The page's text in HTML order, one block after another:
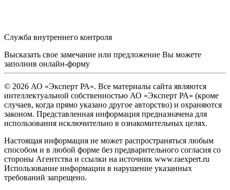
Служба внутреннего контроля
Высказать свое замечание или предложение Вы можете
заполнив онлайн-форму
© 2026 АО «Эксперт РА». Все материалы сайта являются
интеллектуальной собственностью АО «Эксперт РА» (кроме
случаев, когда прямо указано другое авторство) и охраняются
законом. Представленная информация предназначена для
использования исключительно в ознакомительных целях.
Настоящая информация не может распространяться любым
способом и в любой форме без предварительного согласия со
стороны Агентства и ссылки на источник www.raexpert.ru
Использование информации в нарушение указанных
требований запрещено.